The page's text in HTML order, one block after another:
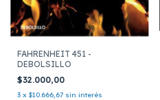
FAHRENHEIT 451 -
DEBOLSILLO
$32.000,00
3 x $10.666,67 sin interés